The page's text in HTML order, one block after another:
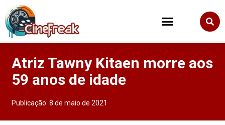
Atriz Tawny Kitaen morre aos
59 anos de idade
Publicação:8 de maio de 2021